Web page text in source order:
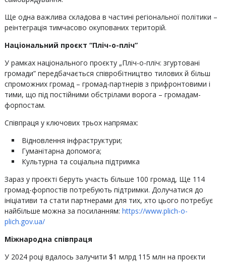
Ще одна важлива складова в частині регіональної політики –
реінтеграція тимчасово окупованих територій.
Національний проєкт “Пліч-о-пліч”
У рамках національного проєкту „Пліч-о-пліч: згуртовані
громади” передбачається співробітництво тилових й більш
спроможних громад – громад-партнерів з прифронтовими і
тими, що під постійними обстрілами ворога – громадам-
форпостам.
Співпраця у ключових трьох напрямах:
Відновлення інфраструктури;
Гуманітарна допомога;
Культурна та соціальна підтримка
Зараз у проєкті беруть участь більше 100 громад, Ще 114
громад-форпостів потребують підтримки. Долучатися до
ініціативи та стати партнерами для тих, хто цього потребує
найбільше можна за посиланням: https://www.plich-o-
plich.gov.ua/
Міжнародна співпраця
У 2024 році вдалось залучити $1 млрд 115 млн на проєкти